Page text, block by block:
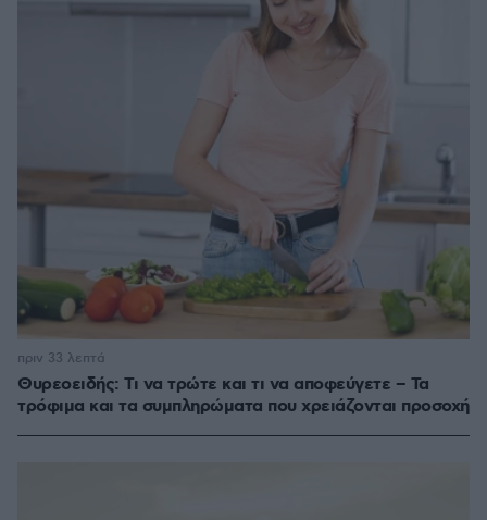
Θυρεοειδής: Τι να τρώτε και τι να αποφεύγετε – Τα
τρόφιμα και τα συμπληρώματα που χρειάζονται προσοχή
πριν 33 λεπτά